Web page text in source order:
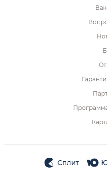
Сплит